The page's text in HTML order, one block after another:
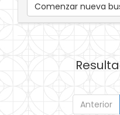
Comenzar nueva
Anterior